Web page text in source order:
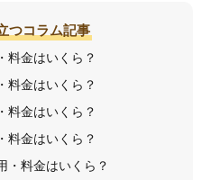
つコラム記事
料金はいくら？
料金はいくら？
料金はいくら？
料金はいくら？
・料金はいくら？